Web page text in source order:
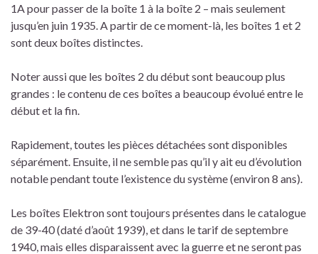
1A pour passer de la boîte 1 à la boîte 2 – mais seulement
jusqu’en juin 1935. A partir de ce moment-là, les boîtes 1 et 2
sont deux boîtes distinctes.
Noter aussi que les boîtes 2 du début sont beaucoup plus
grandes : le contenu de ces boîtes a beaucoup évolué entre le
début et la fin.
Rapidement, toutes les pièces détachées sont disponibles
séparément. Ensuite, il ne semble pas qu’il y ait eu d’évolution
notable pendant toute l’existence du système (environ 8 ans).
Les boîtes Elektron sont toujours présentes dans le catalogue
de 39-40 (daté d’août 1939), et dans le tarif de septembre
1940, mais elles disparaissent avec la guerre et ne seront pas